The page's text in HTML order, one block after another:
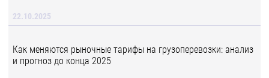
22.10.2025
Как меняются рыночные тарифы на грузоперевозки: анализ
и прогноз до конца 2025